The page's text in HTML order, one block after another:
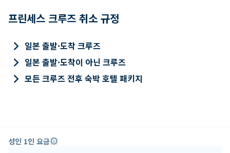
프린세스 크루즈 취소 규정
keyboard_arrow_right 일본 출발·도착 크루즈
keyboard_arrow_right 일본 출발·도착이 아닌 크루즈
keyboard_arrow_right 모든 크루즈 전후 숙박 호텔 패키지
성인 1인 요금info